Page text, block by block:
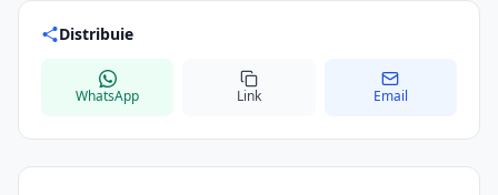
Distribuie
WhatsApp Link Email